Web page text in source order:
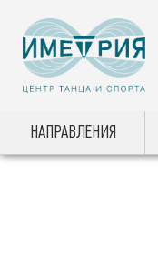
НАПРАВЛЕНИЯ